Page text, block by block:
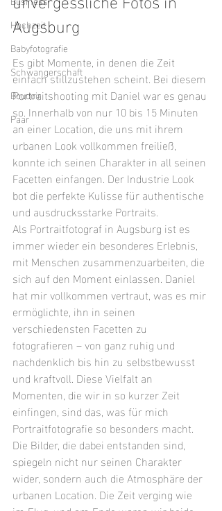
Hochzeit
Babyfotografie
Schwangerschaft
Boudoir
Paar
Augsburg
Es gibt Momente, in denen die Zeit
einfach stillzustehen scheint. Bei diesem
Portraitshooting mit Daniel war es genau
so. Innerhalb von nur 10 bis 15 Minuten
an einer Location, die uns mit ihrem
urbanen Look vollkommen freiließ,
konnte ich seinen Charakter in all seinen
Facetten einfangen. Der Industrie Look
bot die perfekte Kulisse für authentische
und ausdrucksstarke Portraits.
Als Portraitfotograf in Augsburg ist es
immer wieder ein besonderes Erlebnis,
mit Menschen zusammenzuarbeiten, die
sich auf den Moment einlassen. Daniel
hat mir vollkommen vertraut, was es mir
ermöglichte, ihn in seinen
verschiedensten Facetten zu
fotografieren – von ganz ruhig und
nachdenklich bis hin zu selbstbewusst
und kraftvoll. Diese Vielfalt an
Momenten, die wir in so kurzer Zeit
einfingen, sind das, was für mich
Portraitfotografie so besonders macht.
Die Bilder, die dabei entstanden sind,
spiegeln nicht nur seinen Charakter
wider, sondern auch die Atmosphäre der
urbanen Location. Die Zeit verging wie